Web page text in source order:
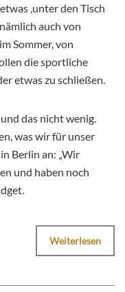
‚unter den Tisch
auch von
Sommer, von
die sportliche
etwas zu schließen.
das nicht wenig.
was wir für unser
Berlin an: „Wir
und haben noch
Weiterlesen